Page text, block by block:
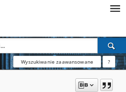
Wyszukiwanie zaawansowane ?